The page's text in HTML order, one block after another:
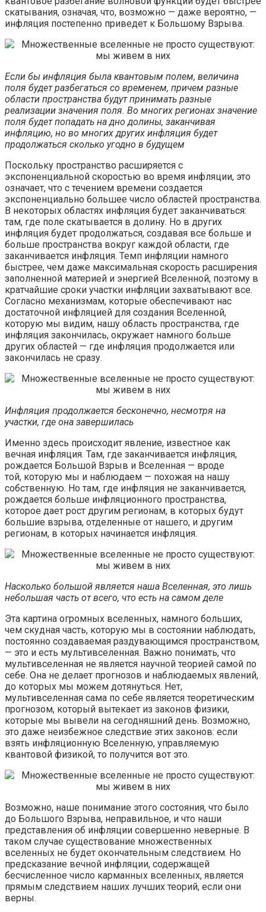
скатывания, означая, что, возможно — даже вероятно, —
инфляция постепенно приведет к Большому Взрыва.
Если бы инфляция была квантовым полем, величина
поля будет разбегаться со временем, причем разные
области пространства будут принимать разные
реализации значения поля. Во многих регионах значение
поля будет попадать на дно долины, заканчивая
инфляцию, но во многих других инфляция будет
продолжаться сколько угодно в будущем
Поскольку пространство расширяется с
экспоненциальной скоростью во время инфляции, это
означает, что с течением времени создается
экспоненциально большее число областей пространства.
В некоторых областях инфляция будет заканчиваться:
там, где поле скатывается в долину. Но в других
инфляция будет продолжаться, создавая все больше и
больше пространства вокруг каждой области, где
заканчивается инфляция. Темп инфляции намного
быстрее, чем даже максимальная скорость расширения
заполненной материей и энергией Вселенной, поэтому в
кратчайшие сроки участки инфляции захватывают все.
Согласно механизмам, которые обеспечивают нас
достаточной инфляцией для создания Вселенной,
которую мы видим, нашу область пространства, где
инфляция закончилась, окружает намного больше
других областей — где инфляция продолжается или
закончилась не сразу.
Инфляция продолжается бесконечно, несмотря на
участки, где она завершилась
Именно здесь происходит явление, известное как
вечная инфляция. Там, где заканчивается инфляция,
рождается Большой Взрыв и Вселенная — вроде
той, которую мы и наблюдаем — похожая на нашу
собственную. Но там, где инфляция не заканчивается,
рождается больше инфляционного пространства,
которое дает рост другим регионам, в которых будут
большие взрыва, отделенные от нашего, и другим
регионам, в которых начинается инфляция.
Насколько большой является наша Вселенная, это лишь
небольшая часть от всего, что есть на самом деле
Эта картина огромных вселенных, намного больших,
чем скудная часть, которую мы в состоянии наблюдать,
постоянно создаваемая раздувающимся пространством,
— это и есть мультивселенная. Важно понимать, что
мультивселенная не является научной теорией самой по
себе. Она не делает прогнозов и наблюдаемых явлений,
до которых мы можем дотянуться. Нет,
мультивселенная сама по себе является теоретическим
прогнозом, который вытекает из законов физики,
которые мы вывели на сегодняшний день. Возможно,
это даже неизбежное следствие этих законов: если
взять инфляционную Вселенную, управляемую
квантовой физикой, то получится вот это.
Возможно, наше понимание этого состояния, что было
до Большого Взрыва, неправильное, и что наши
представления об инфляции совершенно неверные. В
таком случае существование множественных
вселенных не будет окончательным следствием. Но
предсказание вечной инфляции, содержащей
бесчисленное число карманных вселенных, является
прямым следствием наших лучших теорий, если они
верны.